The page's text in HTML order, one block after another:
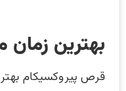
بهترین
قرص پیروکسیکام